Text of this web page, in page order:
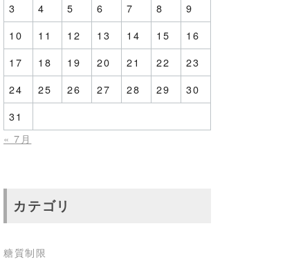
3
4 5 6 7 8
9
10
11 12 13 14 15
16
17
18 19 20 21 22
23
24
25 26 27 28 29
30
31
« 7月
カテゴリ
糖質制限